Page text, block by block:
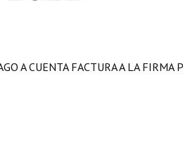
A CUENTA FACTURA A LA FIRMA